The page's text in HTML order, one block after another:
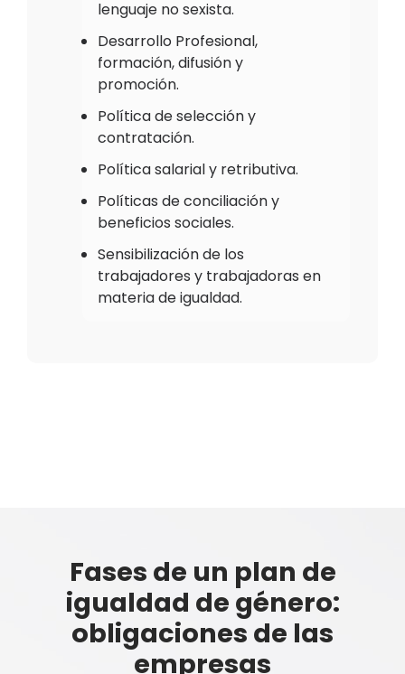
lenguaje no sexista.
Desarrollo Profesional,
formación, difusión y
promoción.
Política de selección y
contratación.
Política salarial y retributiva.
Políticas de conciliación y
beneficios sociales.
Sensibilización de los
trabajadores y trabajadoras en
materia de igualdad.
Fases de un plan de
igualdad de género:
obligaciones de las
empresas